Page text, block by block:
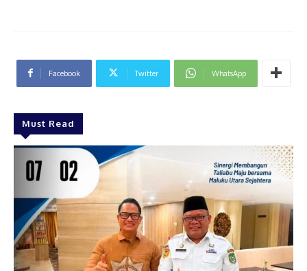
Facebook Twitter WhatsApp
Must Read